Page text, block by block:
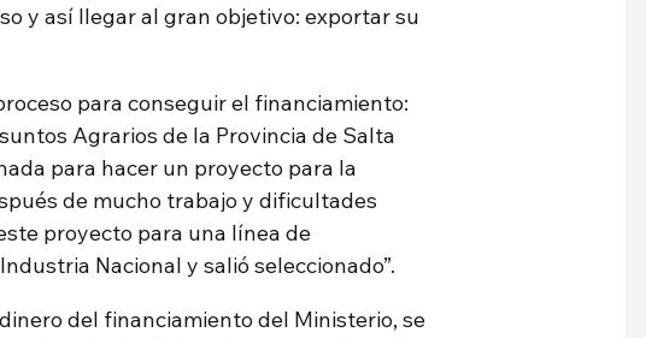
y así llegar al gran objetivo: exportar su
para conseguir el financiamiento:
Agrarios de la Provincia de Salta
para hacer un proyecto para la
de mucho trabajo y dificultades
proyecto para una línea de
Nacional y salió seleccionado”.
del financiamiento del Ministerio, se